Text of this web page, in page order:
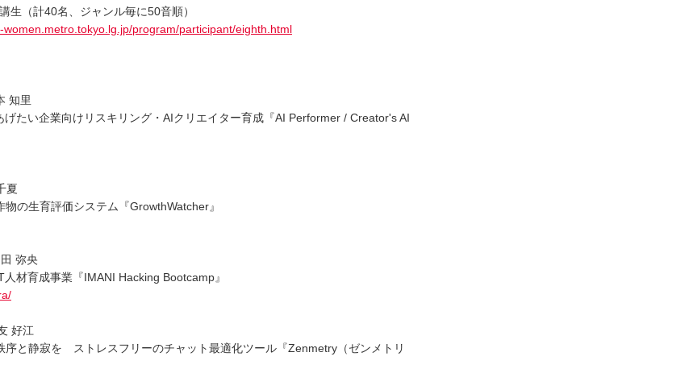
生（計40名、ジャンル毎に50音順）
women.metro.tokyo.lg.jp/program/participant/eighth.html
知里
げたい企業向けリスキリング・AIクリエイター育成『AI Performer / Creator's AI
夏
の生育評価システム『GrowthWatcher』
弥央
材育成事業『IMANI Hacking Bootcamp』
好江
序と静寂を ストレスフリーのチャット最適化ツール『Zenmetry（ゼンメトリ